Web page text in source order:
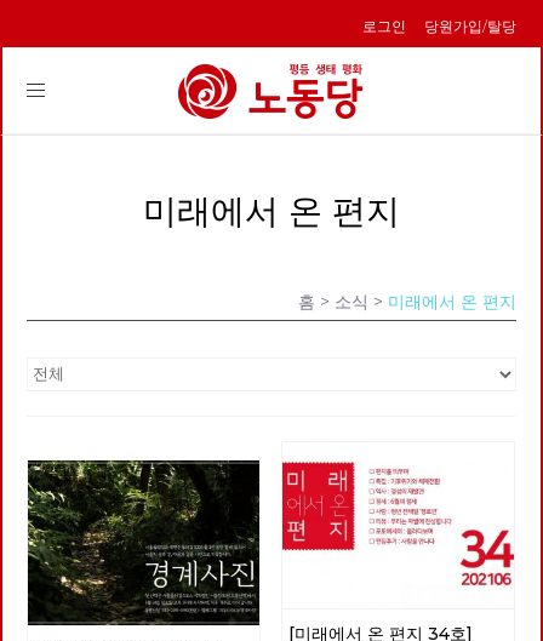
로그인 당원가입/탈당
Toggle
미래에서 온 편지
홈 > 소식 > 미래에서 온 편지
[미래에서 온 편지 34호]